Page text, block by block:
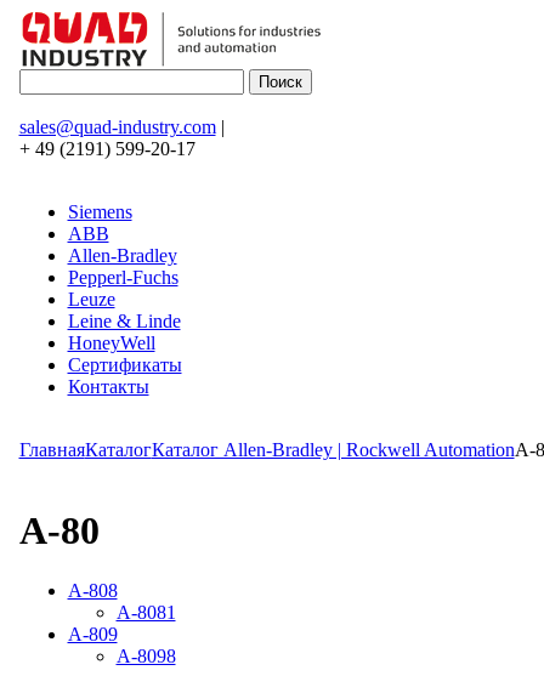
sales@quad-industry.com|
+ 49 (2191) 599-20-17
Siemens
ABB
Allen-Bradley
Pepperl-Fuchs
Leuze
Leine & Linde
HoneyWell
Сертификаты
Контакты
ГлавнаяКаталогКаталог Allen-Bradley | Rockwell AutomationA-
A-80
A-808
A-8081
A-809
A-8098